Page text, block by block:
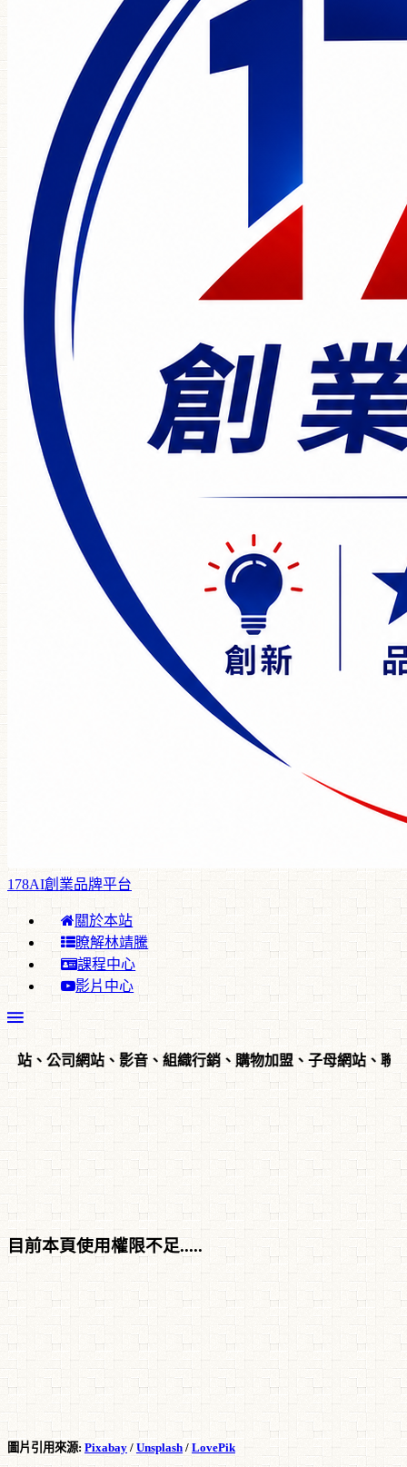
178AI創業品牌平台
關於本站
瞭解林靖騰
課程中心
影片中心
音、組織行銷、購物加盟、子母網站、聯盟行銷...
目前本頁使用權限不足.....
圖片引用來源: Pixabay / Unsplash / LovePik